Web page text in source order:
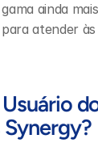
ainda
atender
Synergy?